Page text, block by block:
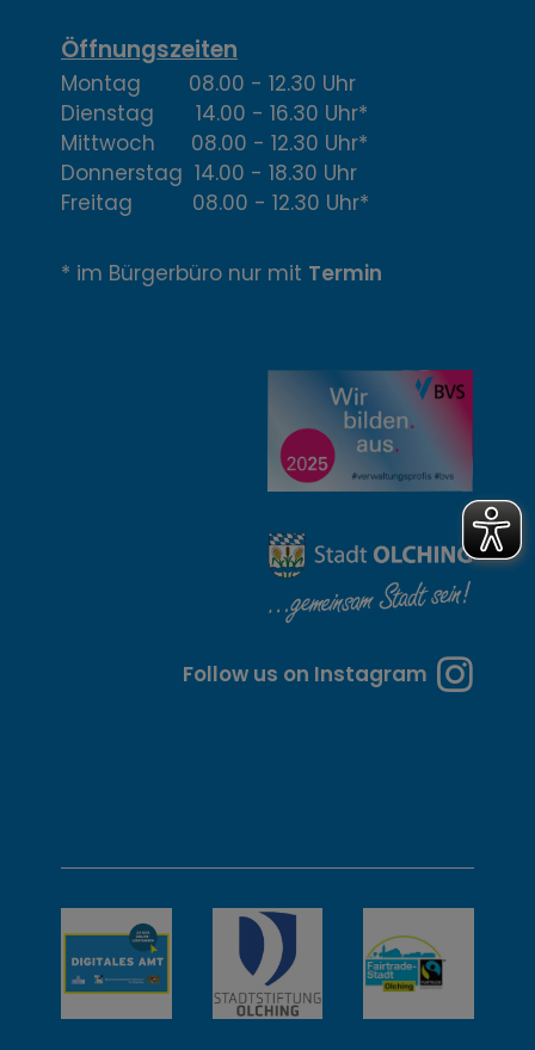
,
Ö
f
f
n
u
w
e
i
t
Öffnungszeiten
Montag 08.00 - 12.30 Uhr
Dienstag 14.00 - 16.30 Uhr*
Mittwoch 08.00 - 12.30 Uhr*
Donnerstag 14.00 - 18.30 Uhr
Freitag 08.00 - 12.30 Uhr*
* im Bürgerbüro nur mit Termin
Follow us on Instagram